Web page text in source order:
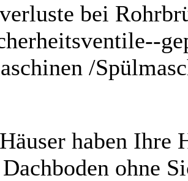
bei
/
haben Ihre
ohne